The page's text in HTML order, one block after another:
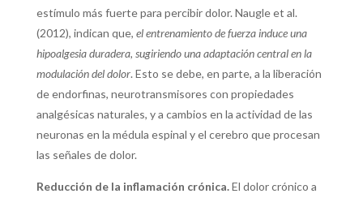
estímulo más fuerte para percibir dolor. Naugle et al.
(2012), indican que, el entrenamiento de fuerza induce una
hipoalgesia duradera, sugiriendo una adaptación central en la
modulación del dolor. Esto se debe, en parte, a la liberación
de endorfinas, neurotransmisores con propiedades
analgésicas naturales, y a cambios en la actividad de las
neuronas en la médula espinal y el cerebro que procesan
las señales de dolor.
Reducción de la inflamación crónica.El dolor crónico a